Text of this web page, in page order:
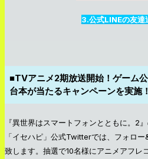
3.公式LINEの友達
■TVアニメ2期放送開始！ゲーム
台本が当たるキャンペーンを実施！
『異世界はスマートフォンとともに。2
「イセハピ」公式Twitterでは、フォロ
致します。抽選で10名様にアニメアフレ